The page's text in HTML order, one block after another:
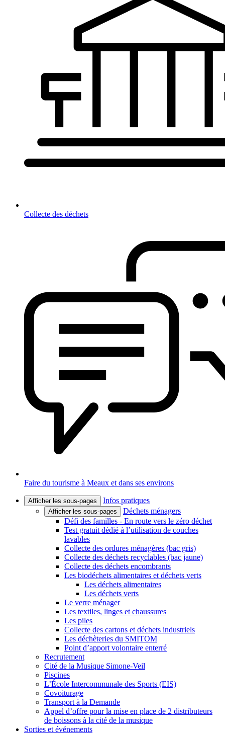
Collecte des déchets
Faire du tourisme à Meaux et dans ses environs
Afficher les sous-pages Infos pratiques
Afficher les sous-pages
Déchets ménagers
Défi des familles - En route vers le zéro déchet
Test gratuit dédié à l’utilisation de couches
lavables
Collecte des ordures ménagères (bac gris)
Collecte des déchets recyclables (bac jaune)
Collecte des déchets encombrants
Les biodéchets alimentaires et déchets verts
Les déchets alimentaires
Les déchets verts
Le verre ménager
Les textiles, linges et chaussures
Les piles
Collecte des cartons et déchets industriels
Les déchèteries du SMITOM
Point d’apport volontaire enterré
Recrutement
Cité de la Musique Simone-Veil
Piscines
L’École Intercommunale des Sports (EIS)
Covoiturage
Transport à la Demande
Appel d’offre pour la mise en place de 2 distributeurs
de boissons à la cité de la musique
Sorties et événements